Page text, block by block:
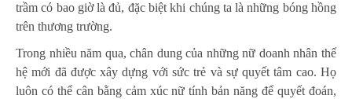
trầm có bao giờ là đủ, đặc biệt khi chúng ta là những bóng hồng
trên thương trường.
Trong nhiều năm qua, chân dung của những nữ doanh nhân thế
hệ mới đã được xây dựng với sức trẻ và sự quyết tâm cao. Họ
luôn có thể cân bằng cảm xúc nữ tính bản năng để quyết đoán,